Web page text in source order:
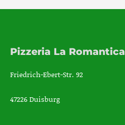
Pizzeria La Romantica
Friedrich-Ebert-Str. 92
47226 Duisburg